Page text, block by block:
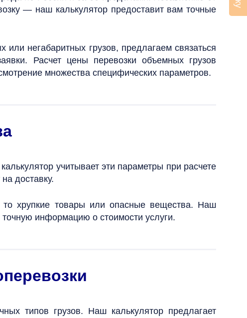
— наш калькулятор предоставит вам точные
негабаритных грузов, предлагаем связаться
Расчет цены перевозки объемных грузов
множества специфических параметров.
учитывает эти параметры при расчете
доставку.
то хрупкие товары или опасные вещества. Наш
точную информацию о стоимости услуги.
типов грузов. Наш калькулятор предлагает